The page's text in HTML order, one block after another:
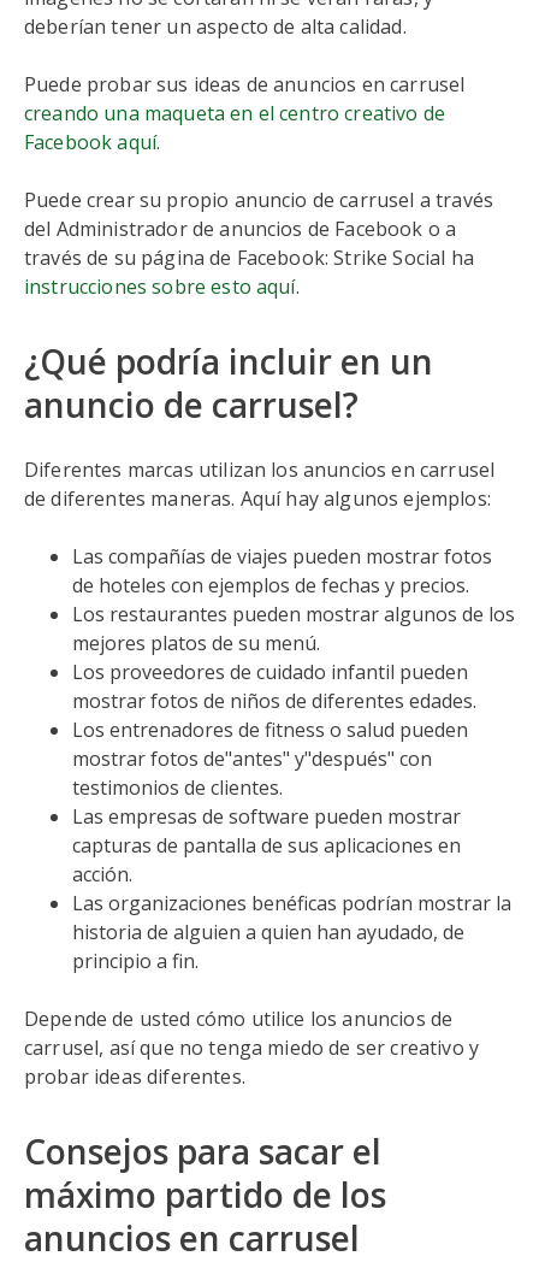
deberían tener un aspecto de alta calidad.
Puede probar sus ideas de anuncios en carrusel
creando una maqueta en el centro creativo de
Facebook aquí.
Puede crear su propio anuncio de carrusel a través
del Administrador de anuncios de Facebook o a
través de su página de Facebook: Strike Social ha
instrucciones sobre esto aquí.
¿Qué podría incluir en un
anuncio de carrusel?
Diferentes marcas utilizan los anuncios en carrusel
de diferentes maneras. Aquí hay algunos ejemplos:
Las compañías de viajes pueden mostrar fotos
de hoteles con ejemplos de fechas y precios.
Los restaurantes pueden mostrar algunos de los
mejores platos de su menú.
Los proveedores de cuidado infantil pueden
mostrar fotos de niños de diferentes edades.
Los entrenadores de fitness o salud pueden
mostrar fotos de"antes" y"después" con
testimonios de clientes.
Las empresas de software pueden mostrar
capturas de pantalla de sus aplicaciones en
acción.
Las organizaciones benéficas podrían mostrar la
historia de alguien a quien han ayudado, de
principio a fin.
Depende de usted cómo utilice los anuncios de
carrusel, así que no tenga miedo de ser creativo y
probar ideas diferentes.
Consejos para sacar el
máximo partido de los
anuncios en carrusel